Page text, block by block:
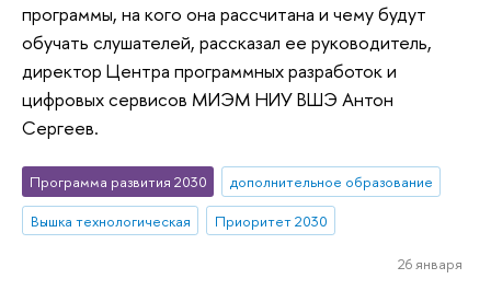
программы, на кого она рассчитана и чему будут
обучать слушателей, рассказал ее руководитель,
директор Центра программных разработок и
цифровых сервисов МИЭМ НИУ ВШЭ Антон
Сергеев.
Программа развития 2030
дополнительное образование
Вышка технологическая
Приоритет 2030
26 января